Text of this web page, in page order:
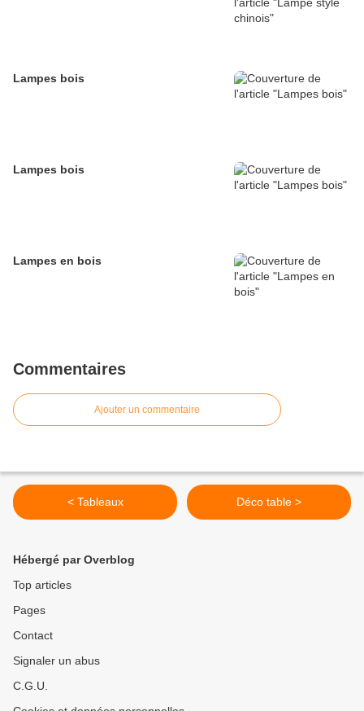
Lampes bois
Lampes bois
Lampes en bois
Commentaires
Ajouter un commentaire
< Tableaux Déco table >
Hébergé par Overblog
Top articles
Pages
Contact
Signaler un abus
C.G.U.